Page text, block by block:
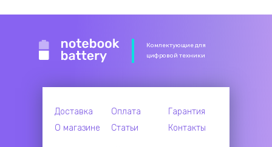
Комлектующие для
цифровой техники
Доставка Оплата
Гарантия
О магазине
Статьи Контакты